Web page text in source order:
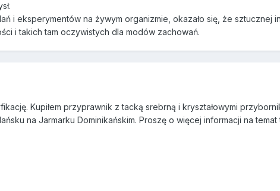
i eksperymentów na żywym organizmie, okazało się, że
i takich tam oczywistych dla modów zachowań.
Kupiłem przyprawnik z tacką srebrną i kryształowymi
na Jarmarku Dominikańskim. Proszę o więcej informacji na